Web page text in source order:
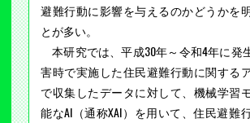
避難行動に影響を与えるのかどうかを
とが多い。
本研究では、平成30年～令和4年に発
害時で実施した住民避難行動に関する
で収集したデータに対して、機械学習
能なAI（通称XAI）を用いて、住民避難